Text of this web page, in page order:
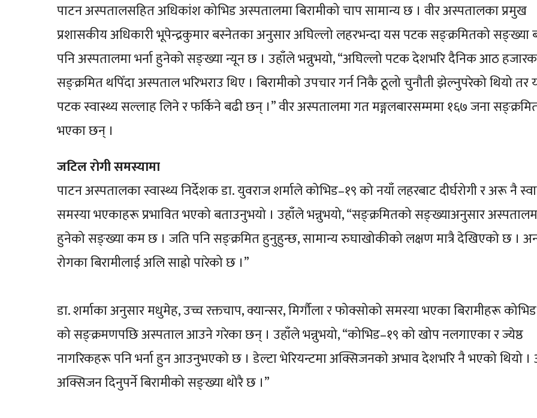
पाटन अस्पतालसहित अधिकांश कोभिड अस्पतालमा बिरामीको चाप सामान्य छ । वीर अस्पतालका प्रमुख
प्रशासकीय अधिकारी भूपेन्द्रकुमार बस्नेतका अनुसार अघिल्लो लहरभन्दा यस पटक सङ्क्रमितको सङ्ख्या
पनि अस्पतालमा भर्ना हुनेको सङ्ख्या न्यून छ । उहाँले भन्नुभयो, “अघिल्लो पटक देशभरि दैनिक आठ
सङ्क्रमित थपिँदा अस्पताल भरिभराउ थिए । बिरामीको उपचार गर्न निकै ठूलो चुनौती झेल्नुपरेको थियो तर
पटक स्वास्थ्य सल्लाह लिने र फर्किने बढी छन् ।” वीर अस्पतालमा गत मङ्गलबारसम्ममा १६७ जना
भएका छन् ।
जटिल रोगी समस्यामा
पाटन अस्पतालका स्वास्थ्य निर्देशक डा. युवराज शर्माले कोभिड–१९ को नयाँ लहरबाट दीर्घरोगी र अरू नै
समस्या भएकाहरू प्रभावित भएको बताउनुभयो । उहाँले भन्नुभयो, “सङ्क्रमितको सङ्ख्याअनुसार
हुनेको सङ्ख्या कम छ । जति पनि सङ्क्रमित हुनुहुन्छ, सामान्य रुघाखोकीको लक्षण मात्रै देखिएको छ ।
रोगका बिरामीलाई अलि साह्रो पारेको छ ।”
डा. शर्माका अनुसार मधुमेह, उच्च रक्तचाप, क्यान्सर, मिर्गौला र फोक्सोको समस्या भएका बिरामीहरू
को सङ्क्रमणपछि अस्पताल आउने गरेका छन् । उहाँले भन्नुभयो, “कोभिड–१९ को खोप नलगाएका र ज्येष्ठ
नागरिकहरू पनि भर्ना हुन आउनुभएको छ । डेल्टा भेरियन्टमा अक्सिजनको अभाव देशभरि नै भएको थियो
अक्सिजन दिनुपर्ने बिरामीको सङ्ख्या थोरै छ ।”